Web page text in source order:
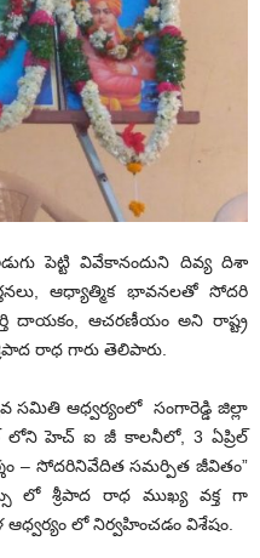
పెట్టి వివేకానందుని దివ్య దిశా
ఆధ్యాత్మిక భావనలతో సోదరి
దాయకం, ఆచరణీయం అని రాష్ట్ర
రాధ గారు తెలిపారు.
సమితి ఆధ్వర్యంలో సంగారెడ్డి జిల్లా
హెచ్ ఐ జీ కాలనీలో, 3 ఏప్రిల్
– సోదరినివేదిత సమర్పిత జీవితం”
లో శ్రీపాద రాధ ముఖ్య వక్త గా
లో నిర్వహించడం విశేషం.